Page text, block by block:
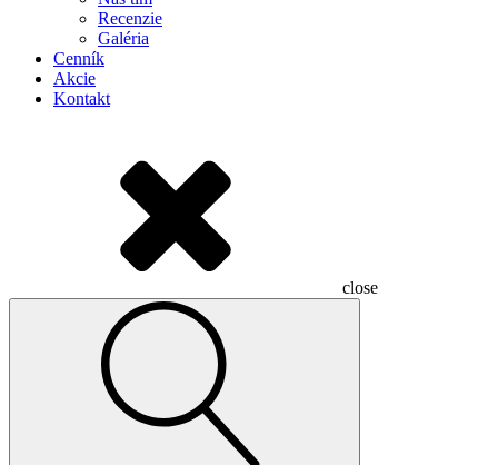
Recenzie
Galéria
Cenník
Akcie
Kontakt
close